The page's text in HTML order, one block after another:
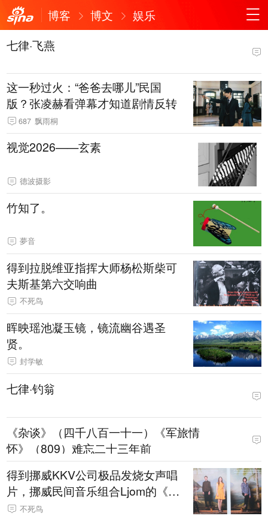
博客 博文
娱乐
七律·飞燕
这一秒过火：“爸爸去哪儿”民国
版？张凌赫看弹幕才知道剧情反转
687 飘雨桐
视觉2026——玄素
德波摄影
竹知了。
夢音
得到拉脱维亚指挥大师杨松斯柴可
夫斯基第六交响曲
不死鸟
晖映瑶池凝玉镜，镜流幽谷遇圣
贤。
封学敏
七律·钓翁
《杂谈》（四千八百一十一）《军旅情
怀》（809）难忘二十三年前
得到挪威KKV公司极品发烧女声唱
片，挪威民间音乐组合Ljom的《set
erkauk山地牧歌》
不死鸟